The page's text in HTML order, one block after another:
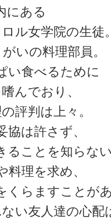
にある
ル女学院の生徒。
いの料理部員。
い食べるために
んでおり、
評判は上々。
協は許さず、
ことを知らない
料理を求め、
らますことがあ
い友人達の心配